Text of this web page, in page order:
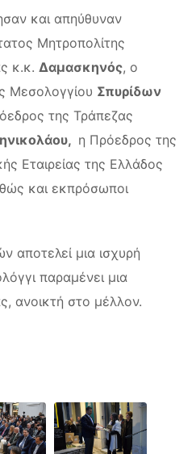
και απηύθυναν
Μητροπολίτης
κ.κ.Δαμασκηνός, ο
Μεσολογγίου Σπυρίδων
της Τράπεζας
η Πρόεδρος της
Εταιρείας της Ελλάδος
και εκπρόσωποι
αποτελεί μια ισχυρή
παραμένει μια
ανοικτή στο μέλλον.